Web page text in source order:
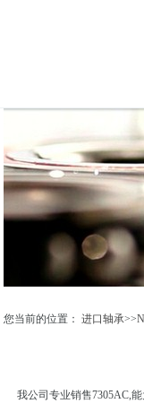
您当前的位置： 进口轴承>>
我公司专业销售7305AC,能